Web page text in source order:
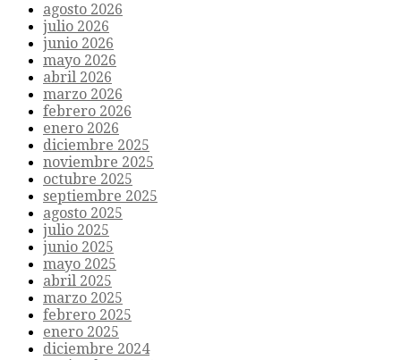
agosto 2026
julio 2026
junio 2026
mayo 2026
abril 2026
marzo 2026
febrero 2026
enero 2026
diciembre 2025
noviembre 2025
octubre 2025
septiembre 2025
agosto 2025
julio 2025
junio 2025
mayo 2025
abril 2025
marzo 2025
febrero 2025
enero 2025
diciembre 2024